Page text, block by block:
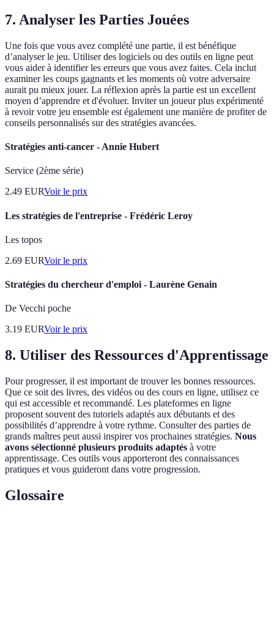
7. Analyser les Parties Jouées
Une fois que vous avez complété une partie, il est bénéfique
d’analyser le jeu. Utiliser des logiciels ou des outils en ligne peut
vous aider à identifier les erreurs que vous avez faites. Cela inclut
examiner les coups gagnants et les moments où votre adversaire
aurait pu mieux jouer. La réflexion après la partie est un excellent
moyen d’apprendre et d'évoluer. Inviter un joueur plus expérimenté
à revoir votre jeu ensemble est également une manière de profiter de
conseils personnalisés sur des stratégies avancées.
Stratégies anti-cancer - Annie Hubert
Service (2ème série)
2.49 EURVoir le prix
Les stratégies de l'entreprise - Frédéric Leroy
Les topos
2.69 EURVoir le prix
Stratégies du chercheur d'emploi - Laurène Genain
De Vecchi poche
3.19 EURVoir le prix
8. Utiliser des Ressources d'Apprentissage
Pour progresser, il est important de trouver les bonnes ressources.
Que ce soit des livres, des vidéos ou des cours en ligne, utilisez ce
qui est accessible et recommandé. Les plateformes en ligne
proposent souvent des tutoriels adaptés aux débutants et des
possibilités d’apprendre à votre rythme. Consulter des parties de
grands maîtres peut aussi inspirer vos prochaines stratégies. Nous
avons sélectionné plusieurs produits adaptés à votre
apprentissage. Ces outils vous apporteront des connaissances
pratiques et vous guideront dans votre progression.
Glossaire